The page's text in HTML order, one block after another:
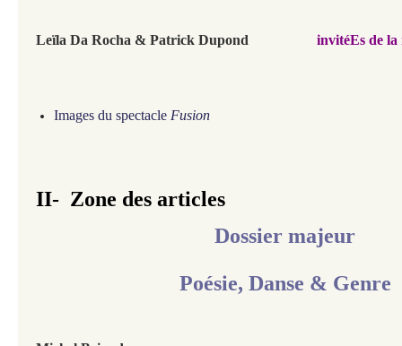
Leïla Da Rocha & Patrick Dupond invitéEs de la
Images du spectacle Fusion
II- Zone des articles
Dossier majeur
Poésie, Danse & Genre